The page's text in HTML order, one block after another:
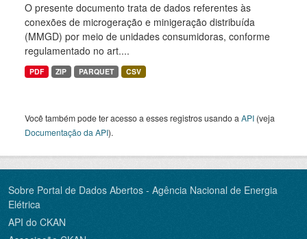
O presente documento trata de dados referentes às
conexões de microgeração e minigeração distribuída
(MMGD) por meio de unidades consumidoras, conforme
regulamentado no art....
PDF ZIP PARQUET CSV
Você também pode ter acesso a esses registros usando a API (veja
Documentação da API).
Sobre Portal de Dados Abertos - Agência Nacional de Energia
Elétrica
API do CKAN